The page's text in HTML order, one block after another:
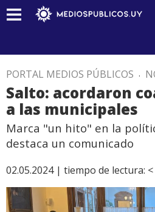
PORTAL MEDIOS PÚBLICOS .
Salto: acordaron
a las municipales
Marca "un hito" en la
destaca un comunicado
02.05.2024 | tiempo de lectura: <